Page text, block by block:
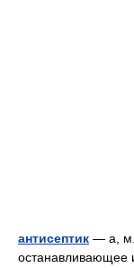
антисептик — а, м.
останавливающее